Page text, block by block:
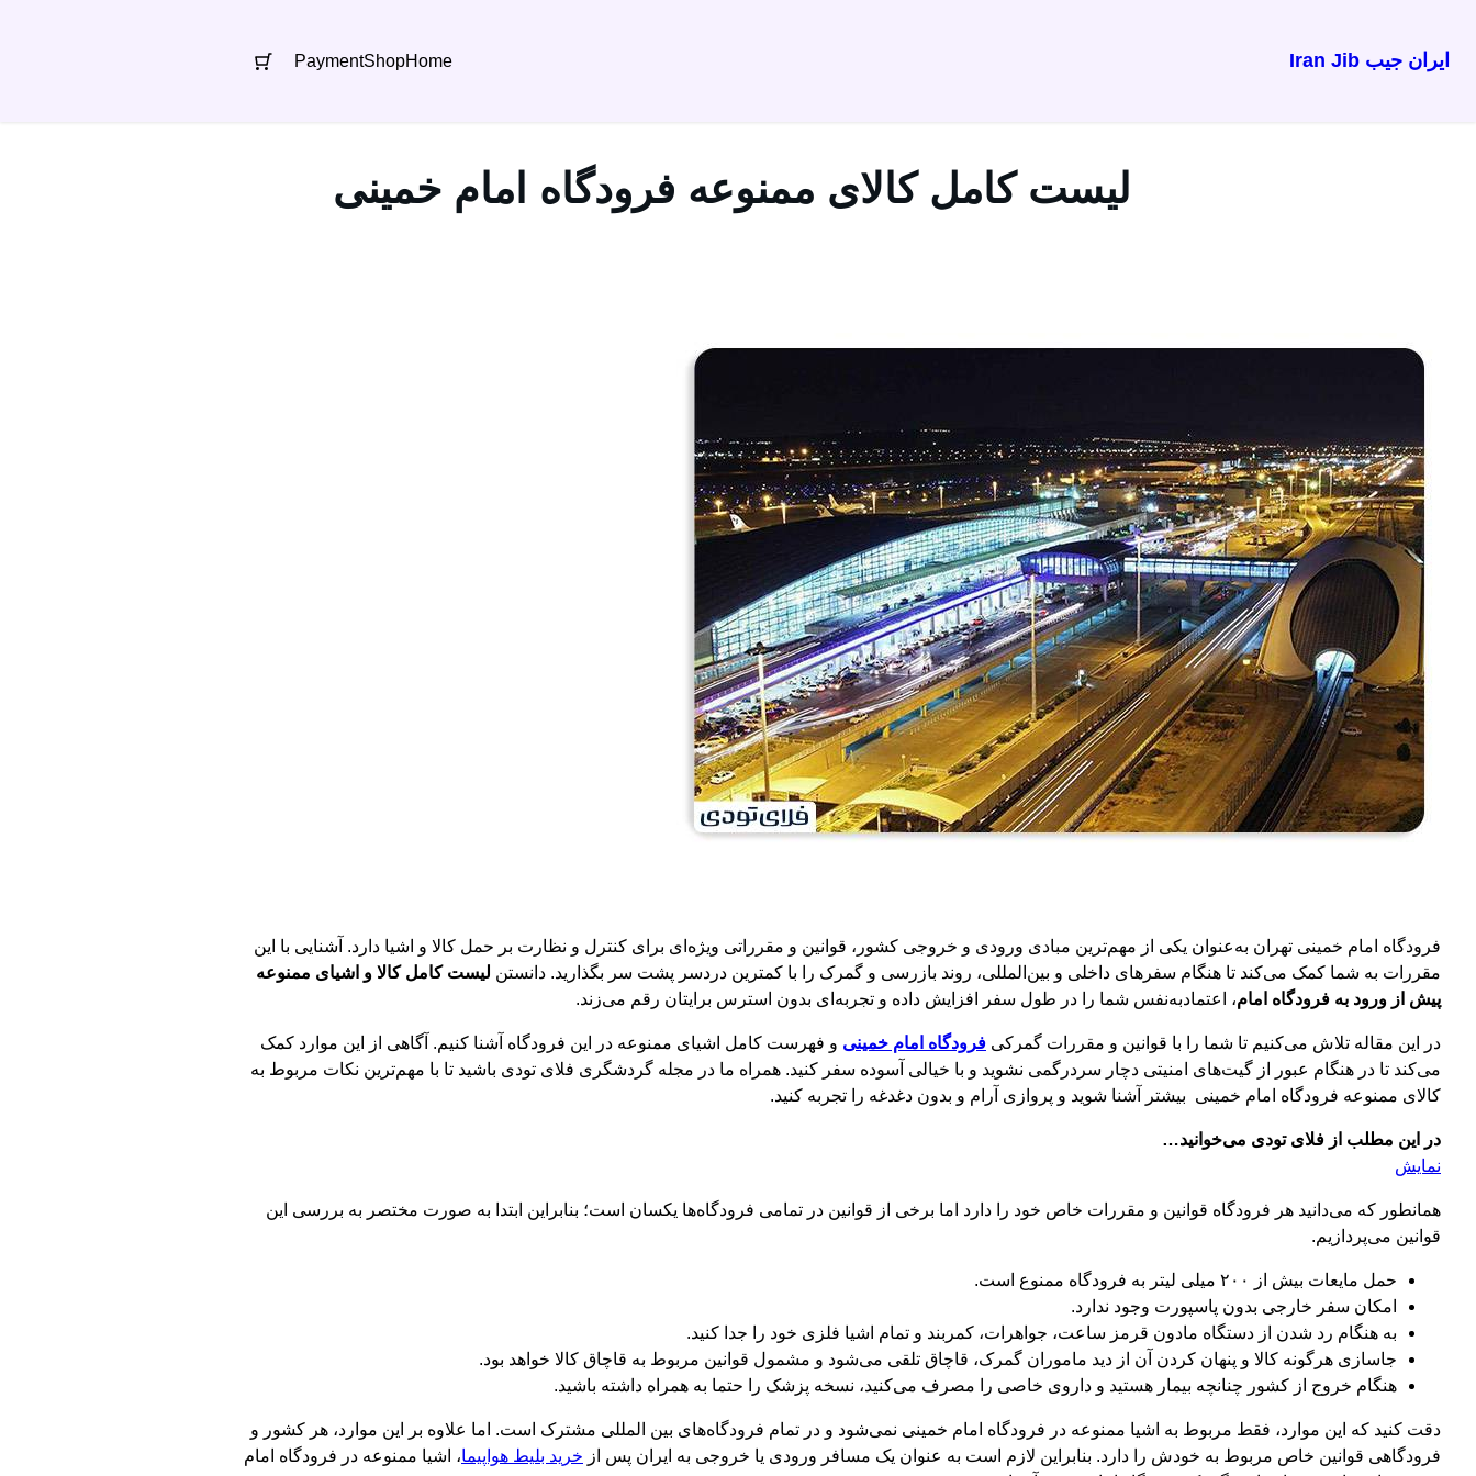
ایران جیب Iran Jib Home
Shop
Payment
لیست کامل کالای ممنوعه فرودگاه امام خمینی
فرودگاه امام خمینی تهران به‌عنوان یکی از مهم‌ترین مبادی ورودی و خروجی کشور، قوانین و مقرراتی ویژه‌ای برای کنترل و نظارت بر حمل کالا و اشیا دارد. آشنایی با این
مقررات به شما کمک می‌کند تا هنگام سفرهای داخلی و بین‌المللی، روند بازرسی و گمرک را با کمترین دردسر پشت سر بگذارید. دانستن لیست کامل کالا و اشیای ممنوعه
پیش از ورود به فرودگاه امام، اعتمادبه‌نفس شما را در طول سفر افزایش داده و تجربه‌ای بدون استرس برایتان رقم می‌زند.
در این مقاله تلاش می‌کنیم تا شما را با قوانین و مقررات گمرکی فرودگاه امام خمینی و فهرست کامل اشیای ممنوعه در این فرودگاه آشنا کنیم. آگاهی از این موارد کمک
می‌کند تا در هنگام عبور از گیت‌های امنیتی دچار سردرگمی نشوید و با خیالی آسوده سفر کنید. همراه ما در مجله گردشگری فلای تودی باشید تا با مهم‌ترین نکات مربوط به
کالای ممنوعه فرودگاه امام خمینی بیشتر آشنا شوید و پروازی آرام و بدون دغدغه را تجربه کنید.
در این مطلب از فلای تودی می‌خوانید…
نمایش
همانطور که می‌دانید هر فرودگاه قوانین و مقررات خاص خود را دارد اما برخی از قوانین در تمامی فرودگاه‌ها یکسان است؛ بنابراین ابتدا به صورت مختصر به بررسی این
قوانین می‌پردازیم.
حمل مایعات بیش از ۲۰۰ میلی لیتر به فرودگاه ممنوع است.
امکان سفر خارجی بدون پاسپورت وجود ندارد.
به هنگام رد شدن از دستگاه مادون قرمز ساعت، جواهرات، کمربند و تمام اشیا فلزی خود را جدا کنید.
جاسازی هرگونه کالا و پنهان کردن آن از دید ماموران گمرک، قاچاق تلقی می‌شود و مشمول قوانین مربوط به قاچاق کالا خواهد بود.
هنگام خروج از کشور چنانچه بیمار هستید و داروی خاصی را مصرف می‌کنید، نسخه‌ پزشک را حتما به همراه داشته باشید.
دقت کنید که این موارد، فقط مربوط به اشیا ممنوعه در فرودگاه امام خمینی نمی‌شود و در تمام فرودگاه‌های بین المللی مشترک است. اما علاوه بر این موارد، هر کشور و
فرودگاهی قوانین خاص مربوط به خودش را دارد. بنابراین لازم است به عنوان یک مسافر ورودی یا خروجی به ایران پس از خرید بلیط هواپیما، اشیا ممنوعه در فرودگاه امام